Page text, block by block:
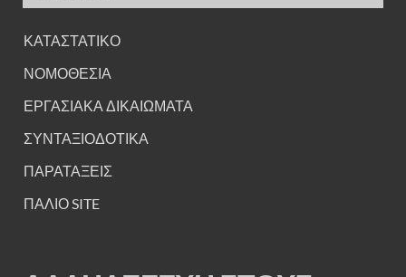
ΚΑΤΑΣΤΑΤΙΚΟ
ΝΟΜΟΘΕΣΙΑ
ΕΡΓΑΣΙΑΚΑ ΔΙΚΑΙΩΜΑΤΑ
ΣΥΝΤΑΞΙΟΔΟΤΙΚΑ
ΠΑΡΑΤΑΞΕΙΣ
ΠΑΛΙΟ SITE